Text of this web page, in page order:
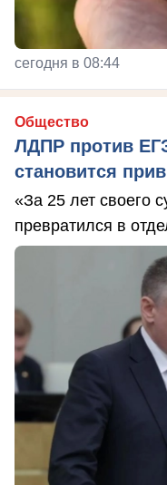
сегодня в 08:44
Общество
ЛДПР против
становится
«За 25 лет своего
превратился в